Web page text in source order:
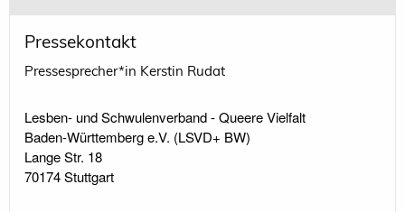
Pressekontakt
Pressesprecher*in Kerstin Rudat
Lesben- und Schwulenverband - Queere Vielfalt
Baden-Württemberg e.V. (LSVD+ BW)
Lange Str. 18
70174 Stuttgart